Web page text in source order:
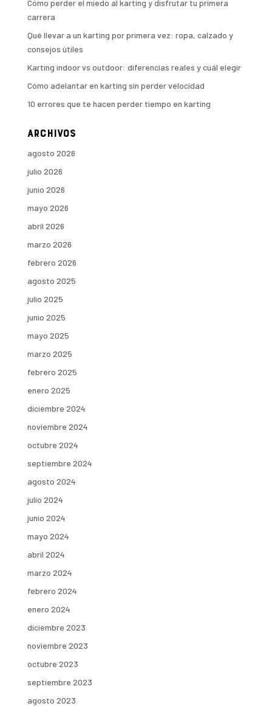
Cómo perder el miedo al karting y disfrutar tu primera
carrera
Qué llevar a un karting por primera vez: ropa, calzado y
consejos útiles
Karting indoor vs outdoor: diferencias reales y cuál elegir
Cómo adelantar en karting sin perder velocidad
10 errores que te hacen perder tiempo en karting
Archivos
agosto 2026
julio 2026
junio 2026
mayo 2026
abril 2026
marzo 2026
febrero 2026
agosto 2025
julio 2025
junio 2025
mayo 2025
marzo 2025
febrero 2025
enero 2025
diciembre 2024
noviembre 2024
octubre 2024
septiembre 2024
agosto 2024
julio 2024
junio 2024
mayo 2024
abril 2024
marzo 2024
febrero 2024
enero 2024
diciembre 2023
noviembre 2023
octubre 2023
septiembre 2023
agosto 2023